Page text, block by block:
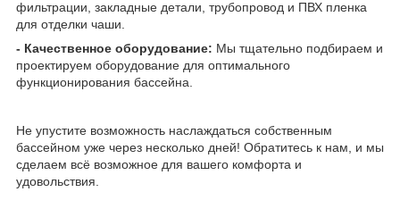
фильтрации, закладные детали, трубопровод и ПВХ пленка
для отделки чаши.
- Качественное оборудование: Мы тщательно подбираем и
проектируем оборудование для оптимального
функционирования бассейна.
Не упустите возможность наслаждаться собственным
бассейном уже через несколько дней! Обратитесь к нам, и мы
сделаем всё возможное для вашего комфорта и
удовольствия.